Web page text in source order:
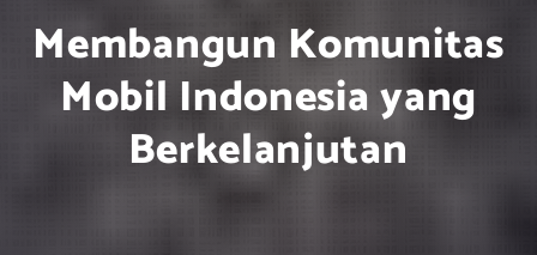
Membangun Komunitas
Mobil Indonesia yang
Berkelanjutan